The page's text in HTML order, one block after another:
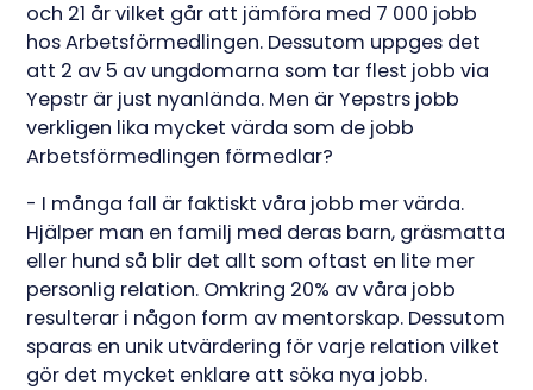
och 21 år vilket går att jämföra med 7 000 jobb
hos Arbetsförmedlingen. Dessutom uppges det
att 2 av 5 av ungdomarna som tar flest jobb via
Yepstr är just nyanlända. Men är Yepstrs jobb
verkligen lika mycket värda som de jobb
Arbetsförmedlingen förmedlar?
- I många fall är faktiskt våra jobb mer värda.
Hjälper man en familj med deras barn, gräsmatta
eller hund så blir det allt som oftast en lite mer
personlig relation. Omkring 20% av våra jobb
resulterar i någon form av mentorskap. Dessutom
sparas en unik utvärdering för varje relation vilket
gör det mycket enklare att söka nya jobb.